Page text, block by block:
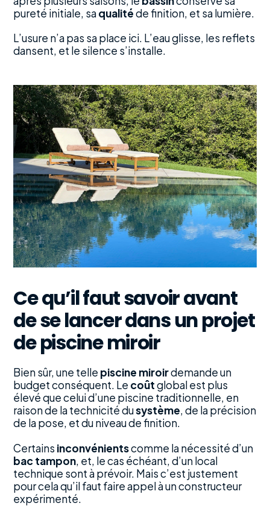
pureté initiale, saqualitéde finition, et sa lumière.
L’usure n’a pas sa place ici. L’eau glisse, les reflets
dansent, et le silence s’installe.
Ce qu’il faut savoir avant
de se lancer dans un projet
de piscine miroir
Bien sûr, une telle piscine miroirdemande un
budget conséquent. Le coûtglobal est plus
élevé que celui d’une piscine traditionnelle, en
raison de la technicité dusystème, de la précision
de la pose, et du niveau de finition.
Certains inconvénientscomme la nécessité d’un
bac tampon, et, le cas échéant, d’un local
technique sont à prévoir. Mais c’est justement
pour cela qu’il faut faire appel à un constructeur
expérimenté.